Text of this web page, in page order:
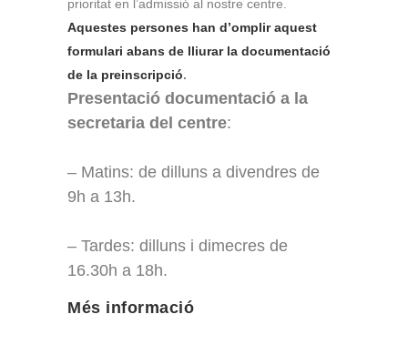
prioritat en l’admissió al nostre centre.
Aquestes persones han d’omplir aquest
formulari abans de lliurar la documentació
de la preinscripció.
Presentació documentació a la
secretaria del centre:
– Matins: de dilluns a divendres de
9h a 13h.
– Tardes: dilluns i dimecres de
16.30h a 18h.
Més informació